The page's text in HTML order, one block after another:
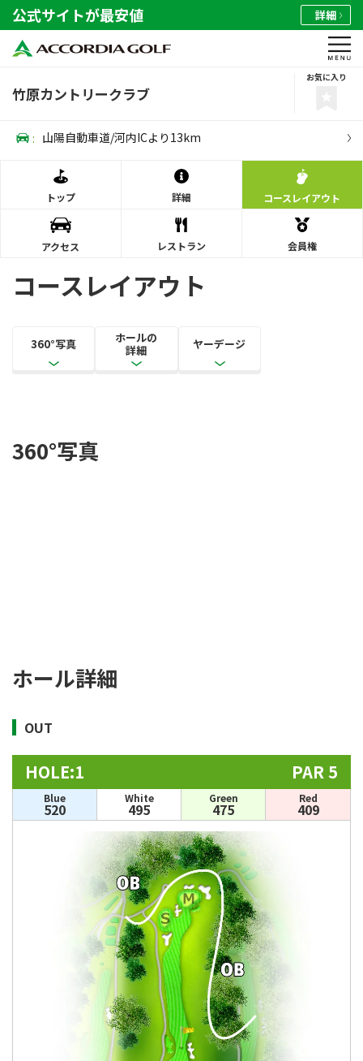
公式サイトが最安値 詳細
竹原カントリークラブ
お気に入り
: 山陽自動車道/河内ICより13km
トップ 詳細 コースレイアウト
アクセス レストラン 会員権
コースレイアウト
360°写真
ホールの
詳細
ヤーデージ
360°写真
ホール詳細
OUT
HOLE:1 PAR 5
Blue
520
White
495
Green
475
Red
409